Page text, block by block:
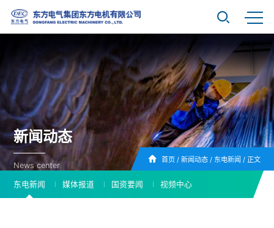
新闻动态
News center
首页/ 新闻动态/ 东电新闻 / 正文
东电新闻 媒体报道 国资要闻 视频中心